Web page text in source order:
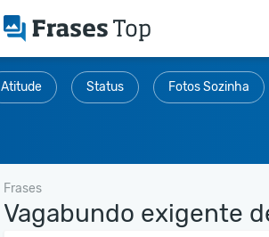
Atitude Status Fotos Sozinha
Frases
Vagabundo exigente